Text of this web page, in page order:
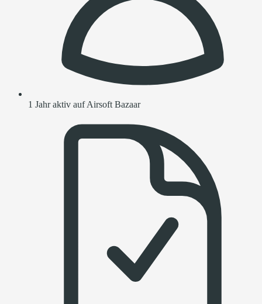
1 Jahr aktiv auf Airsoft Bazaar